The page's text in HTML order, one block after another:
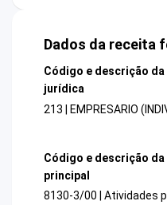
Dados da receita
Código e descrição
jurídica
213 | EMPRESARIO
Código e descrição
principal
8130-3/00 | Atividades